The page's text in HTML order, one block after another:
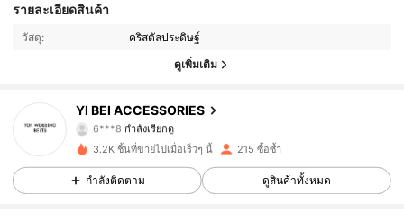
รายละเอียดสินค้า
วัสดุ: คริสตัลประดิษฐ์
ดูเพิ่มเติม
YI BEI ACCESSORIES
341 ผู้ติดตาม
4.93 341 ผู้ติดตาม
4.93
3.2K ชิ้นที่ขายไปเมื่อเร็วๆ นี้ 215 ซื้อซ้ำ
กำลังติดตาม ดูสินค้าทั้งหมด